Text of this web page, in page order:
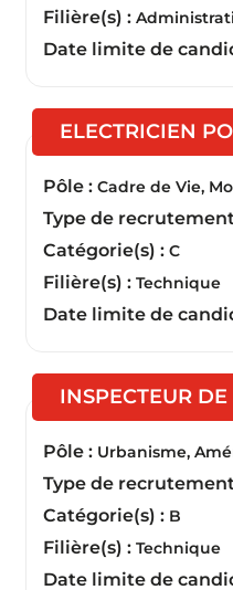
Filière(s) :
Date limite de
ELECTRICIEN
Pôle : Cadre de Vie,
Type de
Catégorie(s) : C
Filière(s) : Technique
Date limite de
INSPECTEUR
Pôle : Urbanisme,
Type de
Catégorie(s) : B
Filière(s) : Technique
Date limite de